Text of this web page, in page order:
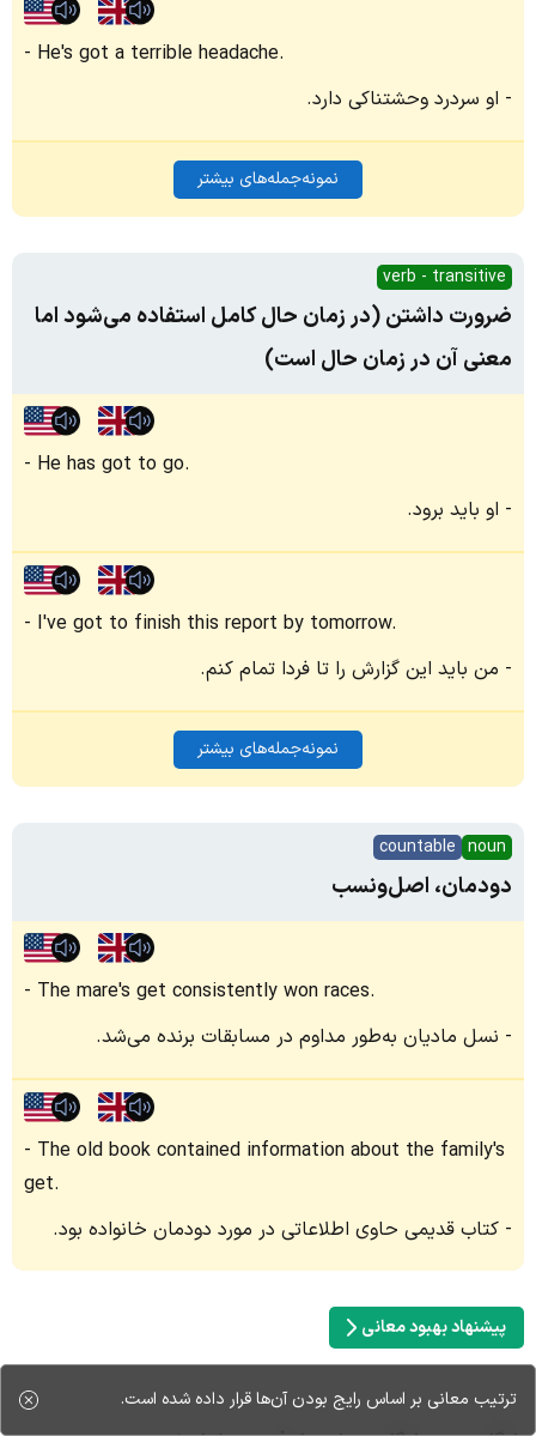
He's got a terrible headache.
او سردرد وحشتناکی دارد.
نمونه‌جمله‌های بیشتر
verb - transitive
ضرورت داشتن (در زمان حال کامل استفاده می‌شود اما
معنی آن در زمان حال است)
He has got to go.
او باید برود.
I've got to finish this report by tomorrow.
من باید این گزارش را تا فردا تمام کنم.
نمونه‌جمله‌های بیشتر
noun
countable
دودمان، اصل‌ونسب
The mare's get consistently won races.
نسل مادیان به‌طور مداوم در مسابقات برنده می‌شد.
The old book contained information about the family's
get.
کتاب قدیمی حاوی اطلاعاتی در مورد دودمان خانواده بود.
پیشنهاد بهبود معانی
ترتیب معانی بر اساس رایج بودن آن‌ها قرار داده شده است.